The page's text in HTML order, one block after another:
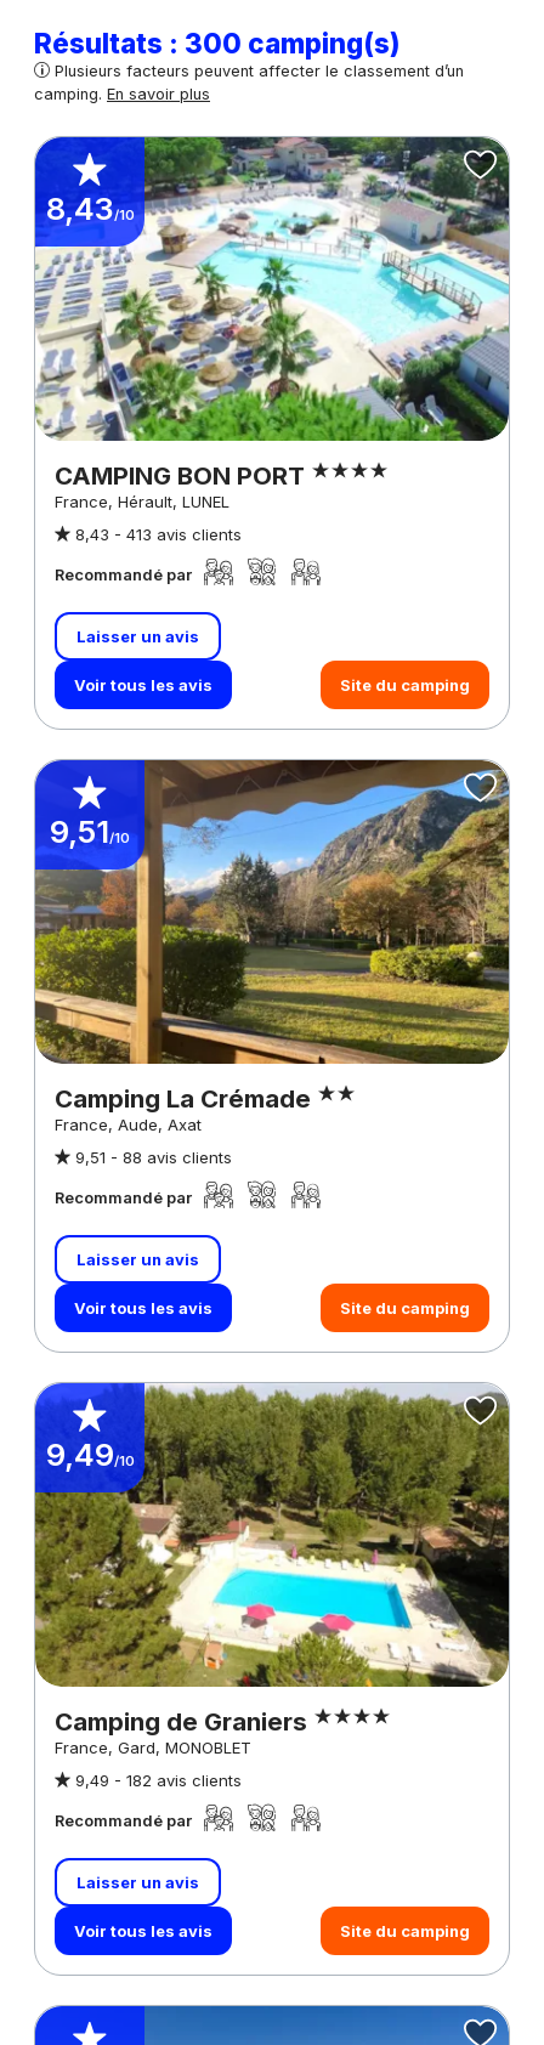
Résultats : 300 camping(s)
Plusieurs facteurs peuvent affecter le classement d’un
camping. En savoir plus
8,43/10
CAMPING BON PORT
France, Hérault, LUNEL
8,43 - 413 avis clients
Recommandé par
Laisser un avis
Voir tous les avis Site du camping
9,51/10
Camping La Crémade
France, Aude, Axat
9,51 - 88 avis clients
Recommandé par
Laisser un avis
Voir tous les avis Site du camping
9,49/10
Camping de Graniers
France, Gard, MONOBLET
9,49 - 182 avis clients
Recommandé par
Laisser un avis
Voir tous les avis Site du camping